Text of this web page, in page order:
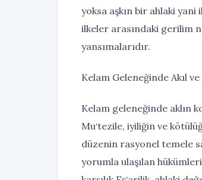
yoksa aşkın bir ahlaki
ilkeler arasındaki gerilim
yansımalarıdır.
Kelam Geleneğinde Akıl
Kelam geleneğinde aklın
Mu‘tezile, iyiliğin ve
düzenin rasyonel temele
yorumla ulaşılan